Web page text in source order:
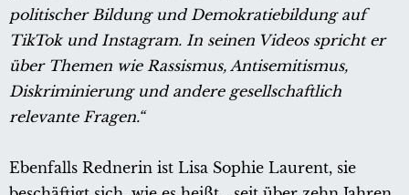
politischer Bildung und Demokratiebildung auf
TikTok und Instagram. In seinen Videos spricht er
über Themen wie Rassismus, Antisemitismus,
Diskriminierung und andere gesellschaftlich
relevante Fragen.“
Ebenfalls Rednerin ist Lisa Sophie Laurent, sie